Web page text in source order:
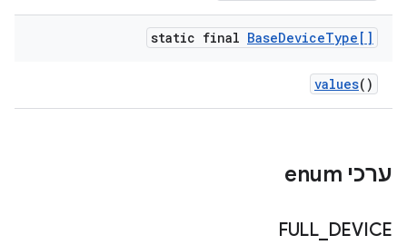
static final BaseDeviceType[]
values()
ערכי enum
FULL_ DEVICE